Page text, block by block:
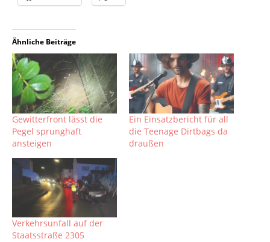
Ähnliche Beiträge
Gewitterfront lässt die
Pegel sprunghaft
ansteigen
Ein Einsatzbericht für all
die Teenage Dirtbags da
draußen
Verkehrsunfall auf der
Staatsstraße 2305